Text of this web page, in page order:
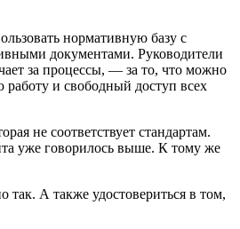
нормативную базу с
документами. Руководители
за процессы, — за то, что можно
работу и свободный доступ всех
не соответствует стандартам.
уже говорилось выше. К тому же
так. А также удостовериться в том,